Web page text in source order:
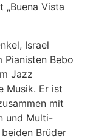
„Buena Vista
Israel
Pianisten Bebo
Jazz
Musik. Er ist
mit
und Multi-
Brüder